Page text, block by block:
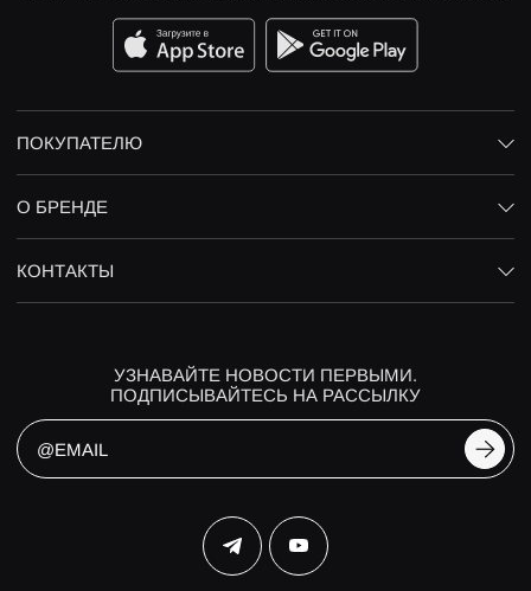
ПОКУПАТЕЛЮ
О БРЕНДЕ
КОНТАКТЫ
УЗНАВАЙТЕ НОВОСТИ ПЕРВЫМИ.
ПОДПИСЫВАЙТЕСЬ НА РАССЫЛКУ